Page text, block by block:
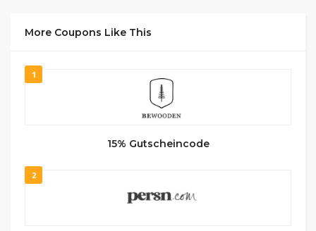
More Coupons Like This
1
15% Gutscheincode
2